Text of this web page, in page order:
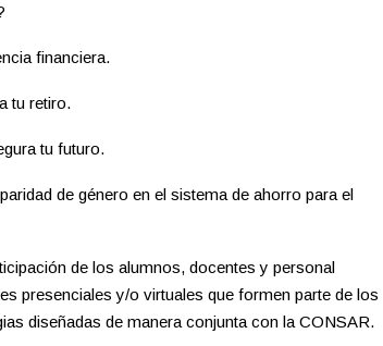
financiera.
tu retiro.
tu futuro.
de género en el sistema de ahorro para el
de los alumnos, docentes y personal
presenciales y/o virtuales que formen parte de los
diseñadas de manera conjunta con la CONSAR.